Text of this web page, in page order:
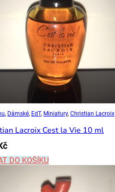
, Dámské, EdT, Miniatury, Christian Lacroix
Lacroix Cest la Vie 10 ml
DO KOŠÍKU